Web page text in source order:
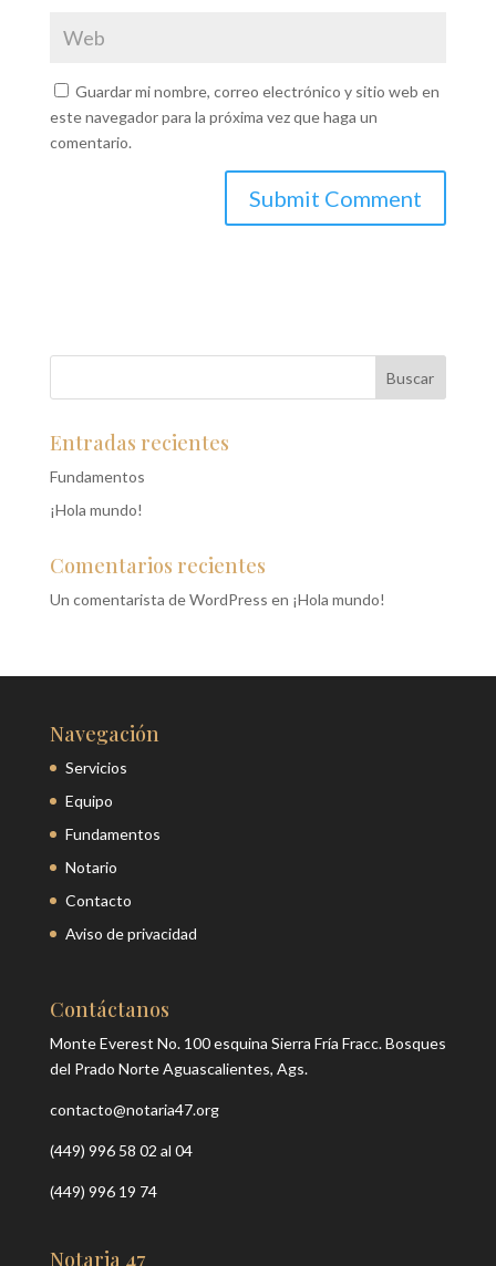
Guardar mi nombre, correo electrónico y sitio web en
este navegador para la próxima vez que haga un
comentario.
Entradas recientes
Fundamentos
¡Hola mundo!
Comentarios recientes
Un comentarista de WordPress en ¡Hola mundo!
Navegación
Servicios
Equipo
Fundamentos
Notario
Contacto
Aviso de privacidad
Contáctanos
Monte Everest No. 100 esquina Sierra Fría Fracc. Bosques
del Prado Norte Aguascalientes, Ags.
contacto@notaria47.org
(449) 996 58 02 al 04
(449) 996 19 74
Notaria 47